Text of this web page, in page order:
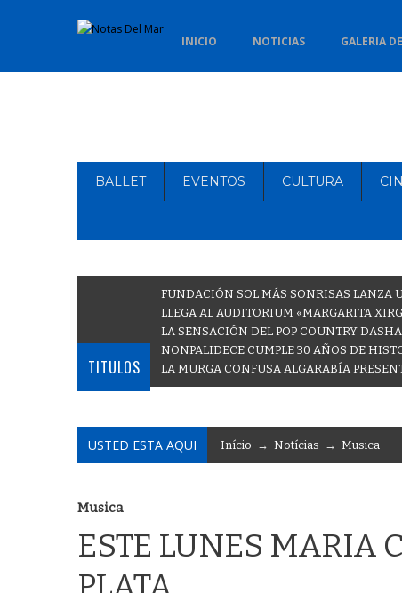
INICIO NOTICIAS GALERIA
BALLET EVENTOS CULTURA
TITULOS
FUNDACIÓN SOL MÁS SONRISAS LANZA
LLEGA AL AUDITORIUM «MARGARITA
LA SENSACIÓN DEL POP COUNTRY
NONPALIDECE CUMPLE 30 AÑOS DE
LA MURGA CONFUSA ALGARABÍA
USTED ESTA AQUI Início → Notícias → Musica
Musica
ESTE LUNES MARIA